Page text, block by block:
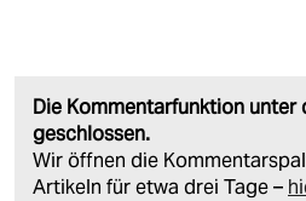
Die Kommentarfunktion unter
geschlossen.
Wir öffnen die
Artikeln für etwa drei Tage –